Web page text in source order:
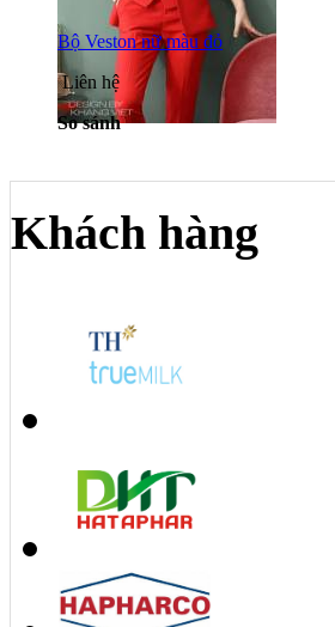
Bộ Veston nữ màu đỏ
Liên hệ
So sánh
Khách hàng